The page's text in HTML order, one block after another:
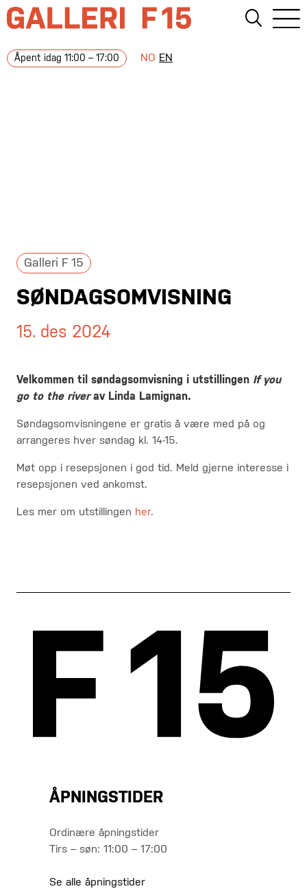
Åpent idag 11:00 – 17:00 NO EN
Galleri F 15
SØNDAGSOMVISNING
15. des 2024
Velkommen til søndagsomvisning i utstillingen If you
go to the riverav Linda Lamignan.
Søndagsomvisningene er gratis å være med på og
arrangeres hver søndag kl. 14-15.
Møt opp i resepsjonen i god tid. Meld gjerne interesse i
resepsjonen ved ankomst.
Les mer om utstillingen her.
ÅPNINGSTIDER
Ordinære åpningstider
Tirs – søn: 11:00 – 17:00
Se alle åpningstider